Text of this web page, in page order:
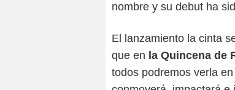
nombre y su debut ha
El lanzamiento la cinta
que en la Quincena de
todos podremos verla